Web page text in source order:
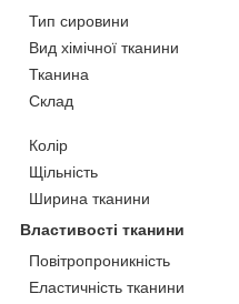
Тип сировини
Вид хімічної тканини
Тканина
Склад
Колір
Щільність
Ширина тканини
Властивості тканини
Повітропроникність
Еластичність тканини